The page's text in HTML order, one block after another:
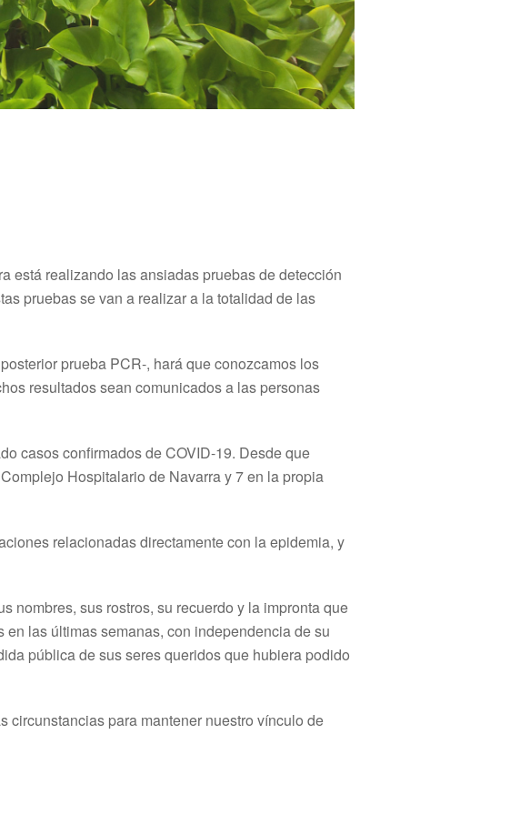
está realizando las ansiadas pruebas de detección
pruebas se van a realizar a la totalidad de las
prueba PCR-, hará que conozcamos los
resultados sean comunicados a las personas
casos confirmados de COVID-19. Desde que
Hospitalario de Navarra y 7 en la propia
relacionadas directamente con la epidemia, y
nombres, sus rostros, su recuerdo y la impronta que
las últimas semanas, con independencia de su
pública de sus seres queridos que hubiera podido
circunstancias para mantener nuestro vínculo de